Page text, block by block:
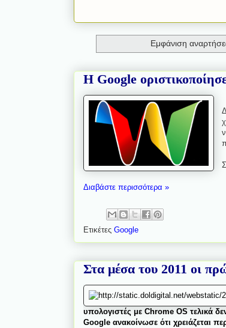
Εμφάνιση
Η Google
Διαβάστε περισσότερα »
Ετικέτες Google
Στα μέσα του 2011 οι
υπολογιστές με Chrome OS τελικά
Google ανακοίνωσε ότι χρειάζεται